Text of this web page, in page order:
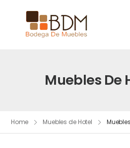
Muebles De
Home Muebles de Hotel